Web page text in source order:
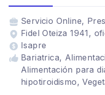
Servicio Online,
Fidel Oteiza 1941,
Isapre
Bariatrica,
Alimentación para
hipotiroidismo,